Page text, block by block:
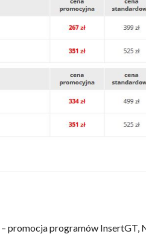
promocja programów InsertGT,